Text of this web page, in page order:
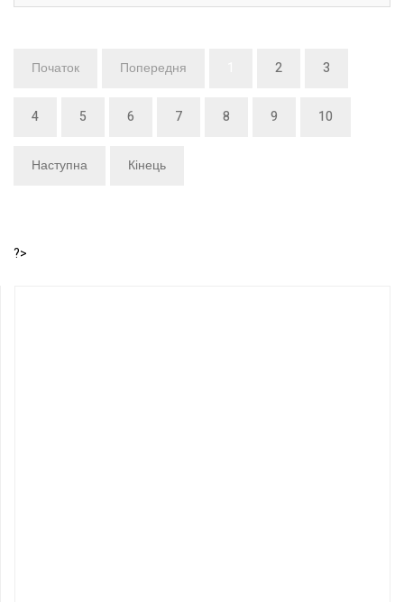
Початок Попередня 2 3
4 5 6 7 8 9 10
Наступна Кінець
?>